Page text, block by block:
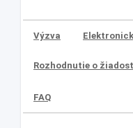
Výzva
Rozhodnutie o
FAQ